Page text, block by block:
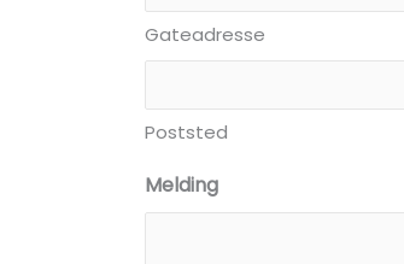
Gateadresse
Poststed
Melding